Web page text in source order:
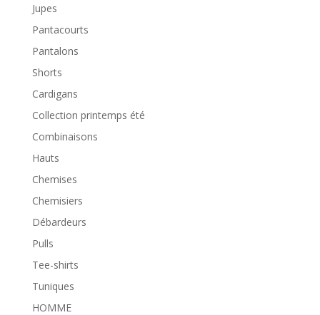
Jupes
Pantacourts
Pantalons
Shorts
Cardigans
Collection printemps été
Combinaisons
Hauts
Chemises
Chemisiers
Débardeurs
Pulls
Tee-shirts
Tuniques
HOMME